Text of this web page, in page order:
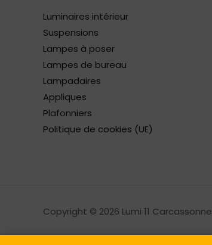
Luminaires intérieur
Suspensions
Lampes à poser
Lampes de bureau
Lampadaires
Appliques
Plafonniers
Politique de cookies (UE)
Copyright © 2026 Lumi 11 Carcassonne